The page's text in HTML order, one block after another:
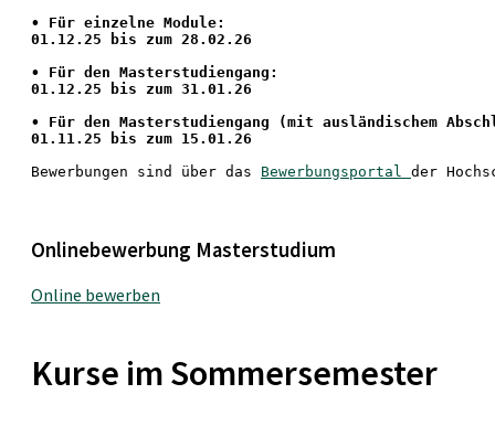
• Für einzelne Module:
01.12.25 bis zum 28.02.26
• Für den Masterstudiengang:
01.12.25 bis zum 31.01.26
• Für den Masterstudiengang (mit ausländischem
01.11.25 bis zum 15.01.26
Bewerbungen sind über das Bewerbungsportal der
Onlinebewerbung Masterstudium
Online bewerben
Kurse im Sommersemester